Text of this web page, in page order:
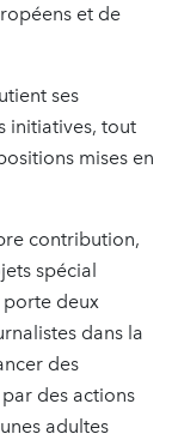
et de
ses
initiatives, tout
mises en
contribution,
spécial
porte deux
dans la
des
des actions
adultes